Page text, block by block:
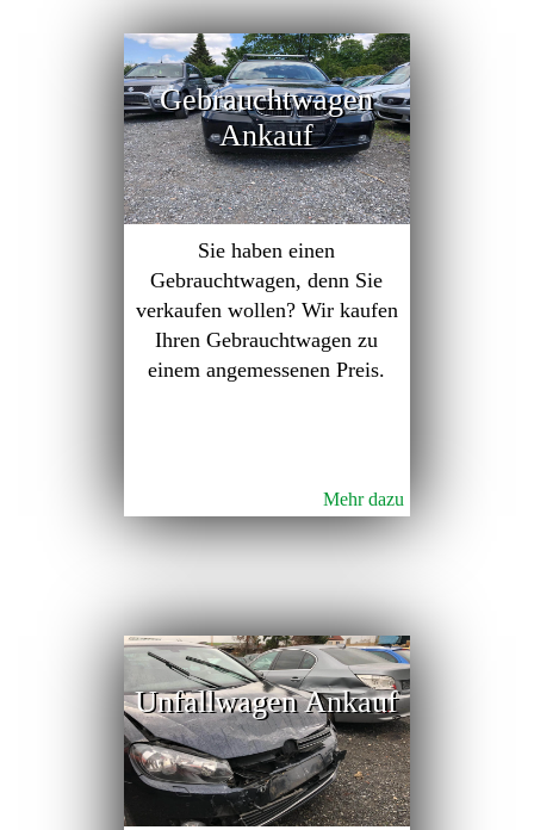
Gebrauchtwagen
Ankauf
Sie haben einen
Gebrauchtwagen, denn Sie
verkaufen wollen? Wir kaufen
Ihren Gebrauchtwagen zu
einem angemessenen Preis.
Mehr dazu
Unfallwagen Ankauf